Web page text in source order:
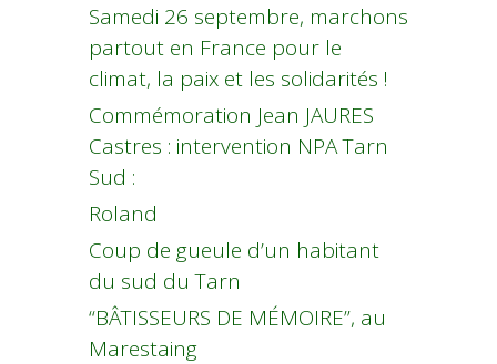
Samedi 26 septembre, marchons
partout en France pour le
climat, la paix et les solidarités !
Commémoration Jean JAURES
Castres : intervention NPA Tarn
Sud :
Roland
Coup de gueule d’un habitant
du sud du Tarn
“BÂTISSEURS DE MÉMOIRE”, au
Marestaing